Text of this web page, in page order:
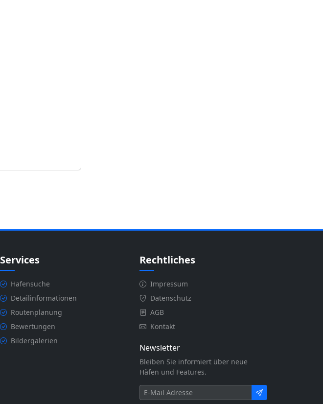
Services
Hafensuche
Detailinformationen
Routenplanung
Bewertungen
Bildergalerien
Rechtliches
Impressum
Datenschutz
AGB
Kontakt
Newsletter
Bleiben Sie informiert über neue
Häfen und Features.